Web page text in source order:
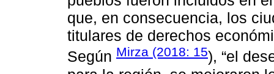
que, en consecuencia, los
titulares de derechos
Según Mirza (2018: 15), “el